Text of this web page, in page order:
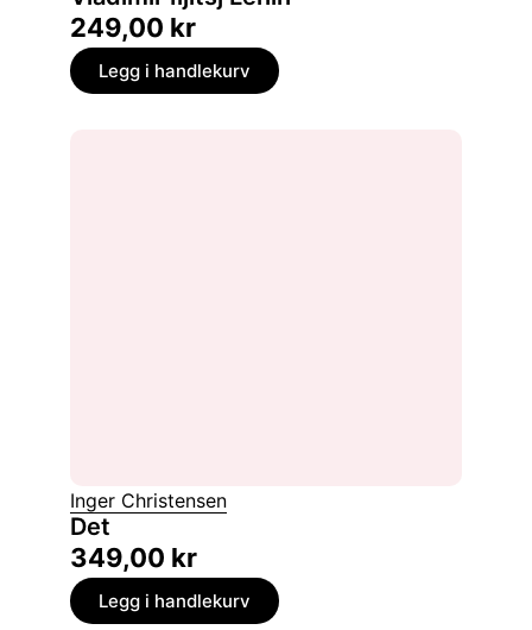
249,00 kr
Legg i handlekurv
Inger Christensen
Det
349,00 kr
Legg i handlekurv